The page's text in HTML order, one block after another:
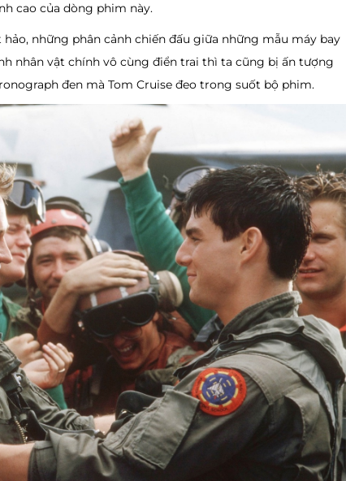
cao của dòng phim này.
những phân cảnh chiến đấu giữa những mẫu máy bay
nhân vật chính vô cùng điển trai thì ta cũng bị ấn tượng
đen mà Tom Cruise đeo trong suốt bộ phim.